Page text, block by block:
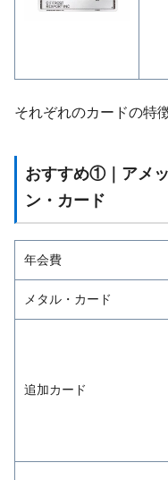
それぞれのカードの特
おすすめ①｜アメ
ン・カード
年会費
メタル・カード
追加カード